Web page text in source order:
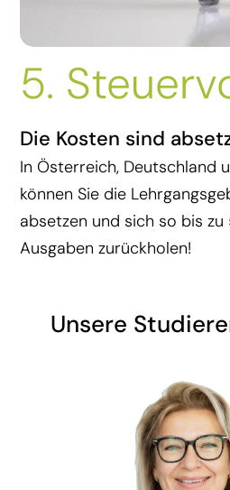
5.
Die Kosten sind
In Österreich, Deutschland
können Sie die
absetzen und sich so bis zu
Ausgaben zurückholen!
Unsere